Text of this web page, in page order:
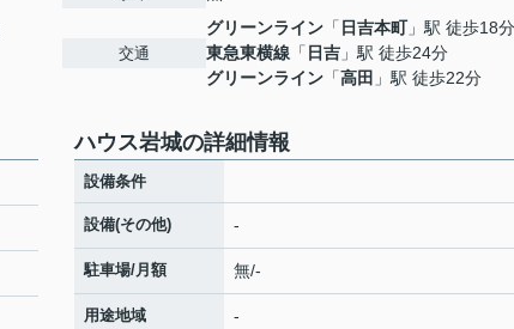
交通
グリーンライン 「 日吉本町」駅 徒歩18分
東急東横線 「 日吉 」駅 徒歩24分
グリーンライン 「高田 」駅 徒歩22分
ハウス岩城の詳細情報
設備条件
設備(その他) -
駐車場/月額 無/-
用途地域 -